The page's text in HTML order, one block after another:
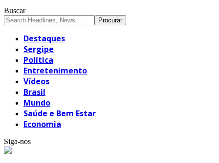
Buscar
Destaques
Sergipe
Política
Entretenimento
Vídeos
Brasil
Mundo
Saúde e Bem Estar
Economia
Siga-nos